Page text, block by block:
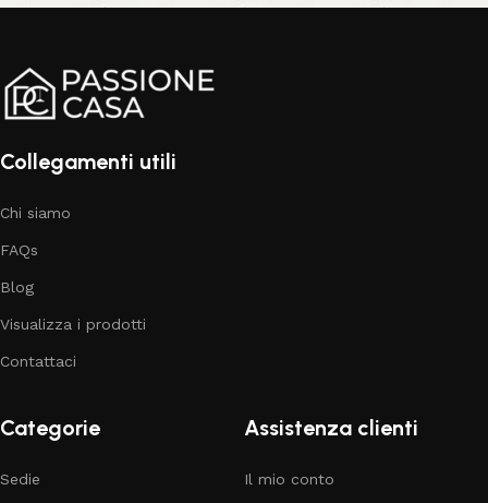
Collegamenti utili
Chi siamo
FAQs
Blog
Visualizza i prodotti
Contattaci
Categorie
Sedie
Assistenza clienti
Il mio conto